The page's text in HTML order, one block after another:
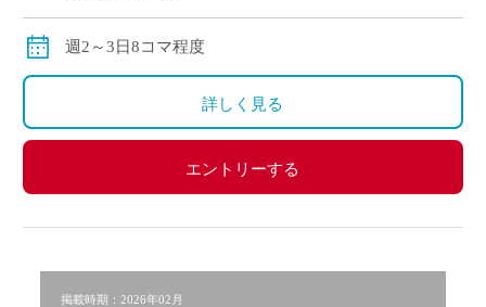
週2～3日8コマ程度
詳しく見る
エントリーする
掲載時期：2026年02月